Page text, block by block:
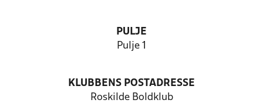
PULJE
Pulje 1
KLUBBENS POSTADRESSE
Roskilde Boldklub